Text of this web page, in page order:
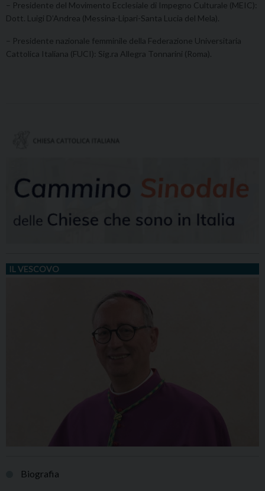
– Presidente del Movimento Ecclesiale di Impegno Culturale (MEIC):
Dott. Luigi D’Andrea (Messina-Lipari-Santa Lucia del Mela).
– Presidente nazionale femminile della Federazione Universitaria
Cattolica Italiana (FUCI): Sig.ra Allegra Tonnarini (Roma).
IL VESCOVO
Biografia